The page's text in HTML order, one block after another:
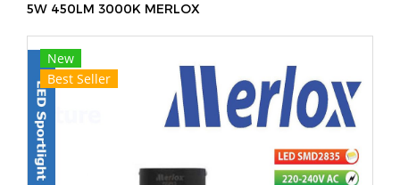
5W 450LM 3000K MERLOX
New
Best Seller